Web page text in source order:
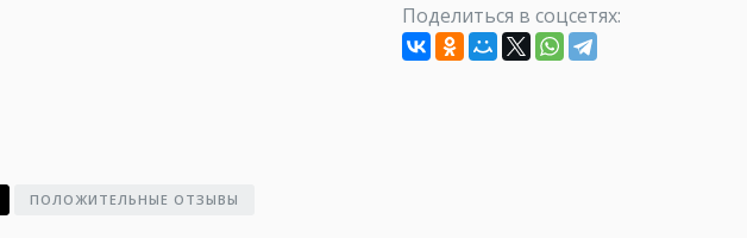
Поделиться в соцсетях:
ПОЛОЖИТЕЛЬНЫЕ ОТЗЫВЫ